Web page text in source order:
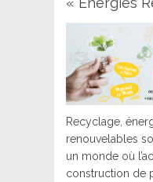
Recyclage,
renouvelables
un monde où
construction de